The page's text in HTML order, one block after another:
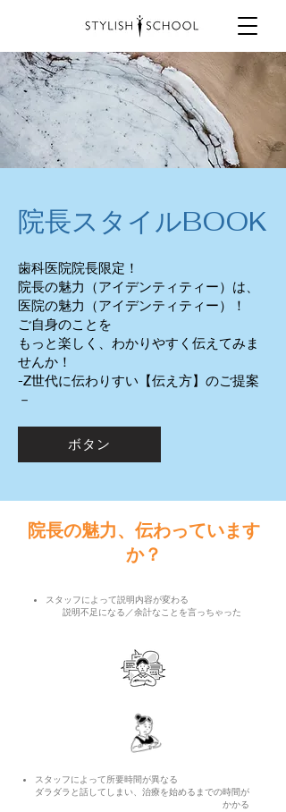
院長スタイルBOOK
歯科医院院長限定！
院長の魅力（アイデンティティー）は、
医院の魅力（アイデンティティー）！
ご自身のことを
もっと楽しく、わかりやすく伝えてみま
せんか！
-Z世代に伝わりすい【伝え方】のご提案
－
ボタン
院長の魅力、伝わっています
か？
スタッフによって説明内容が変わる
説明不足になる／余計なことを言っちゃった
スタッフによって所要時間が異なる
ダラダラと話してしまい、治療を始めるまでの時間が
かかる